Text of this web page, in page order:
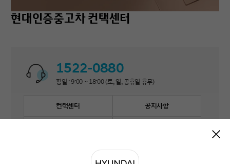
현대인증중고차 컨택센터
1522-0880
평일 : 9:00 ~ 18:00 (토, 일, 공휴일 휴무)
컨택센터 공지사항